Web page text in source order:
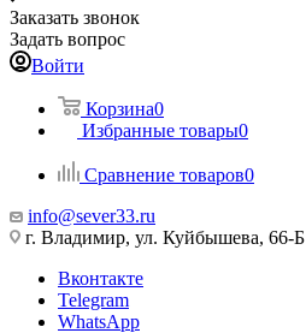
Заказать звонок
Задать вопрос
Войти
Корзина0
Избранные товары0
Сравнение товаров0
info@sever33.ru
г. Владимир, ул. Куйбышева, 66-Б
Вконтакте
Telegram
WhatsApp